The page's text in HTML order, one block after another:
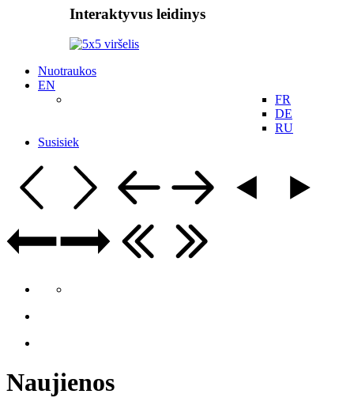
Interaktyvus leidinys
Nuotraukos
EN
FR
DE
RU
Susisiek
Naujienos